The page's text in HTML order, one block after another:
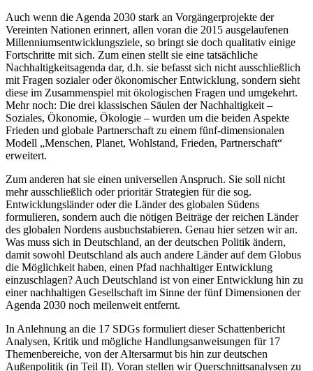
Auch wenn die Agenda 2030 stark an Vorgängerprojekte der
Vereinten Nationen erinnert, allen voran die 2015 ausgelaufenen
Millenniumsentwicklungsziele, so bringt sie doch qualitativ einige
Fortschritte mit sich. Zum einen stellt sie eine tatsächliche
Nachhaltigkeitsagenda dar, d.h. sie befasst sich nicht ausschließlich
mit Fragen sozialer oder ökonomischer Entwicklung, sondern sieht
diese im Zusammenspiel mit ökologischen Fragen und umgekehrt.
Mehr noch: Die drei klassischen Säulen der Nachhaltigkeit –
Soziales, Ökonomie, Ökologie – wurden um die beiden Aspekte
Frieden und globale Partnerschaft zu einem fünf-dimensionalen
Modell „Menschen, Planet, Wohlstand, Frieden, Partnerschaft“
erweitert.
Zum anderen hat sie einen universellen Anspruch. Sie soll nicht
mehr ausschließlich oder prioritär Strategien für die sog.
Entwicklungsländer oder die Länder des globalen Südens
formulieren, sondern auch die nötigen Beiträge der reichen Länder
des globalen Nordens ausbuchstabieren. Genau hier setzen wir an.
Was muss sich in Deutschland, an der deutschen Politik ändern,
damit sowohl Deutschland als auch andere Länder auf dem Globus
die Möglichkeit haben, einen Pfad nachhaltiger Entwicklung
einzuschlagen? Auch Deutschland ist von einer Entwicklung hin zu
einernachhaltigen Gesellschaft im Sinne der fünf Dimensionen der
Agenda 2030 noch meilenweit entfernt.
In Anlehnung an die 17 SDGs formuliert dieser Schattenbericht
Analysen, Kritik und mögliche Handlungsanweisungen für 17
Themenbereiche, von der Altersarmut bis hin zur deutschen
Außenpolitik (in Teil II). Voran stellen wir Querschnittsanalysen zu